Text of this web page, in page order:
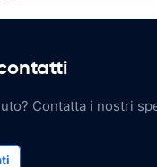
Contatta i nostri